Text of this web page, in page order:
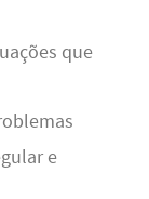
que
e